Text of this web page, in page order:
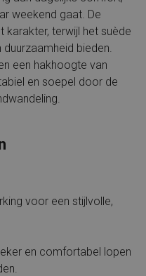
weekend gaat. De
terwijl het suède
duurzaamheid bieden.
een hakhoogte van
en soepel door de
voor een stijlvolle,
en comfortabel lopen